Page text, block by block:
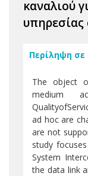
καναλιού
Περίληψη
The object
medium
ad hoc are
are not
study
System
the data link